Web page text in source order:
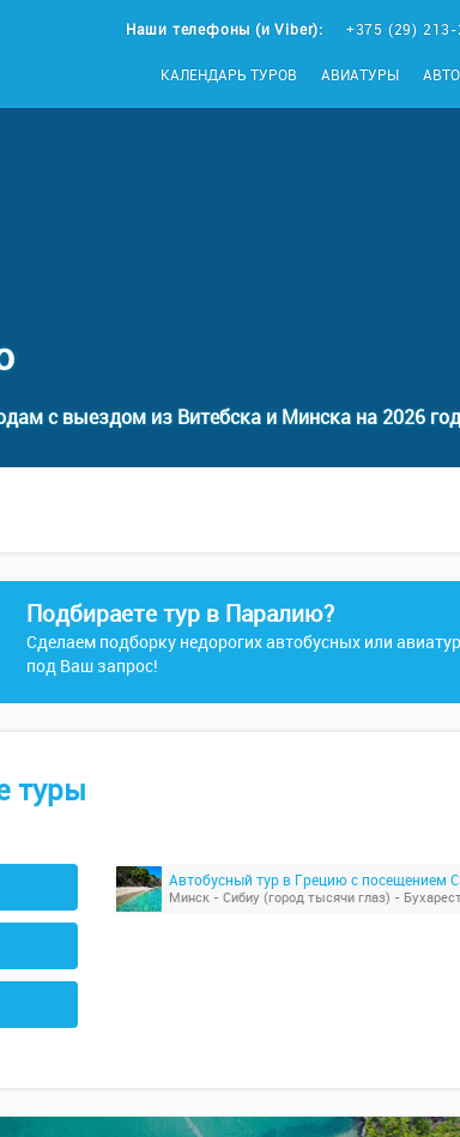
Наши телефоны (и Viber): +375 (29)
КАЛЕНДАРЬ ТУРОВ АВИАТУРЫ
с выездом из Витебска и Минска на 2026
Подбираете тур в Паралию?
Сделаем подборку недорогих автобусных или
под Ваш запрос!
туры
Автобусный тур в Грецию с посещением